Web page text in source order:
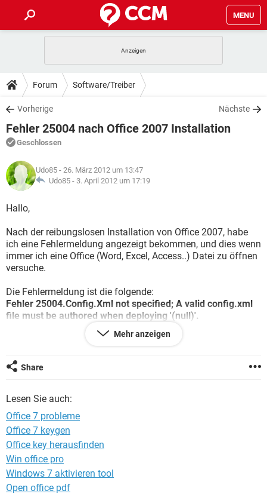
MENU
ANDROID IOS
WINDOWS 10
WHATSAPP TIKTOK
FACEBOOK
TIPPS & TRICKS
SPIELE
WINDOWS 10
WHATSAPP
FACEBOOK HARDWARE
DOWNLOADS
SPIELE STREAMING
ANDROID
WINDOWS 10 INSTAGRAM
WHATSAPP
FACEBOOK
FORUM
SPIELE
ANDROID IOS
FACEBOOK HARDWARE
LEXIKON
SPIELE
ANDROID
WINDOWS 10 INSTAGRAM
WHATSAPP TIKTOK
FACEBOOK
Forum Software/Treiber
Vorherige Nächste
Fehler 25004 nach Office 2007 Installation
Geschlossen
Udo85 - 26. März 2012 um 13:47
Udo85 - 3. April 2012 um 17:19
Hallo,
Nach der reibungslosen Installation von Office 2007, habe
ich eine Fehlermeldung angezeigt bekommen, und dies wenn
immer ich eine Office (Word, Excel, Access..) Datei zu öffnen
versuche.
Die Fehlermeldung ist die folgende:
Fehler 25004.Config.Xml not specified; A valid config.xml
file must be authored when deploying '(null)'.
Man hat mir empfohlen, clean up herunterzuladen und zu
anwenden soll .... dazu kommt dass mir die Installation
untersagt ist...
Kann mir bitte jemand aus diesem Wirrwarr helfen ?
Danke
Mehr anzeigen
Share
Lesen Sie auch:
Office 7 probleme
Office 7 keygen
Office key herausfinden
Win office pro
Windows 7 aktivieren tool
Open office pdf